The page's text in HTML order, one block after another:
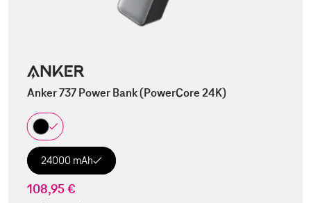
Anker 737 Power Bank (PowerCore 24K)
24000 mAh
108,95 €